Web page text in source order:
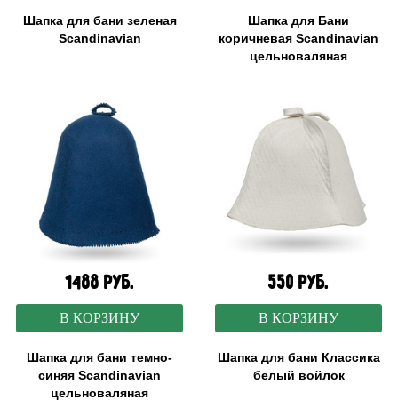
Шапка для бани зеленая
Scandinavian
Шапка для Бани
коричневая Scandinavian
цельноваляная
1488 руб.
В КОРЗИНУ
Шапка для бани темно-
синяя Scandinavian
цельноваляная
550 руб.
В КОРЗИНУ
Шапка для бани Классика
белый войлок